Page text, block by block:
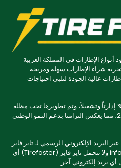
الإطارات في المملكة العربية
شراء الإطارات سهلة ومريحة
عالية الجودة لتلبي احتياجات
بأن هذه المنصة سعودية 100% إدارتاً وتشغيلاً، وتم تطويرها تحت مظلة
رؤية المملكة العربية السعودية 2030، مما يعكس التزامنا بدعم النمو الوطني
الإلكتروني الرسمي لـ تاير فاير
(Tirefaster): info@tirefaster.com ولا تتحمل تاير فاير (Tirefaster) أي
بريد إلكتروني آخر.